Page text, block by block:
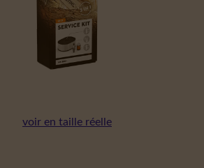
voir en taille réelle